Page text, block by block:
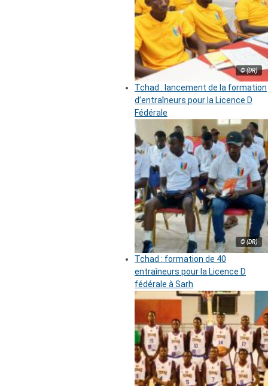
© (DR)
Tchad : lancement de la formation
d’entraîneurs pour la Licence D
Fédérale
© (DR)
Tchad : formation de 40
entraîneurs pour la Licence D
fédérale à Sarh